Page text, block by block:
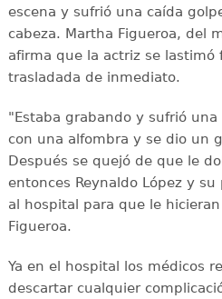
escena y sufrió una caída
cabeza. Martha Figueroa, del
afirma que la actriz se
trasladada de inmediato.
"Estaba grabando y sufrió
con una alfombra y se dio un
Después se quejó de que le
entonces Reynaldo López y
al hospital para que le
Figueroa.
Ya en el hospital los médicos
descartar cualquier